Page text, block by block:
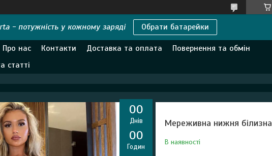
- потужність у кожному заряді Обрати батарейки
Про нас Контакти Доставка та оплата
Повернення та обмін
статті
00
Днів
00
Годин
Мереживна нижня білизна
В наявності